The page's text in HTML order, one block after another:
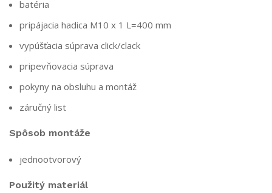
batéria
pripájacia hadica M10 x 1 L=400 mm
vypúšťacia súprava click/clack
pripevňovacia súprava
pokyny na obsluhu a montáž
záručný list
Spôsob montáže
jednootvorový
Použitý materiál